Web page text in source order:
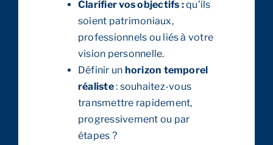
Clarifier vos objectifs :qu’ils
soient patrimoniaux,
professionnels ou liés à votre
vision personnelle.
Définir un horizon temporel
réaliste: souhaitez-vous
transmettre rapidement,
progressivement ou par
étapes ?